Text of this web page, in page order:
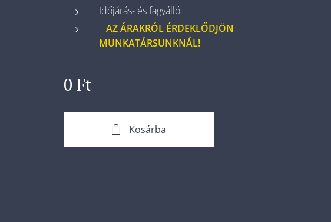
Időjárás- és fagyálló
AZ ÁRAKRÓL ÉRDEKLŐDJÖN
MUNKATÁRSUNKNÁL!
0 Ft
Kosárba